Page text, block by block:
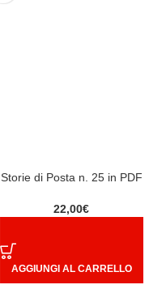
Storie di Posta n. 25 in PDF
22,00€
AGGIUNGI AL CARRELLO